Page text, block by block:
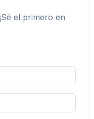
el primero en